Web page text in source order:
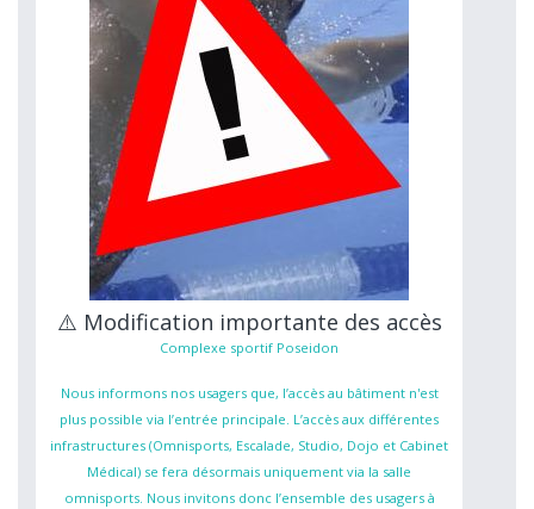
⚠️ Modification importante des accès
Complexe sportif Poseidon
Nous informons nos usagers que, l’accès au bâtiment n'est
plus possible via l’entrée principale. L’accès aux différentes
infrastructures (Omnisports, Escalade, Studio, Dojo et Cabinet
Médical) se fera désormais uniquement via la salle
omnisports. Nous invitons donc l’ensemble des usagers à